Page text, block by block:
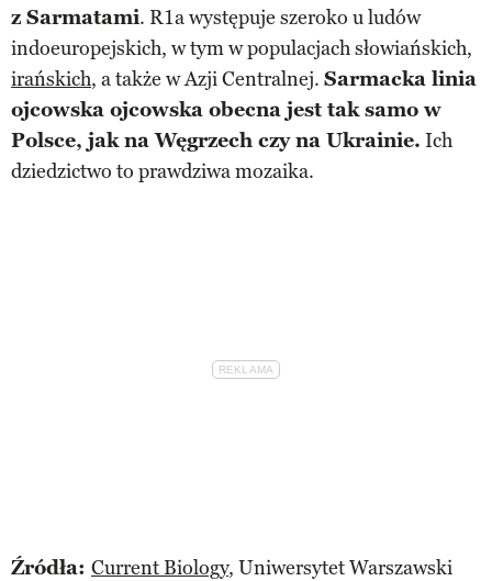
z Sarmatami. R1a występuje szeroko u ludów
indoeuropejskich, w tym w populacjach słowiańskich,
irańskich, a także w Azji Centralnej. Sarmacka linia
ojcowska ojcowska obecna jest tak samo w
Polsce, jak na Węgrzech czy na Ukrainie. Ich
dziedzictwo to prawdziwa mozaika.
Źródła: Current Biology, Uniwersytet Warszawski